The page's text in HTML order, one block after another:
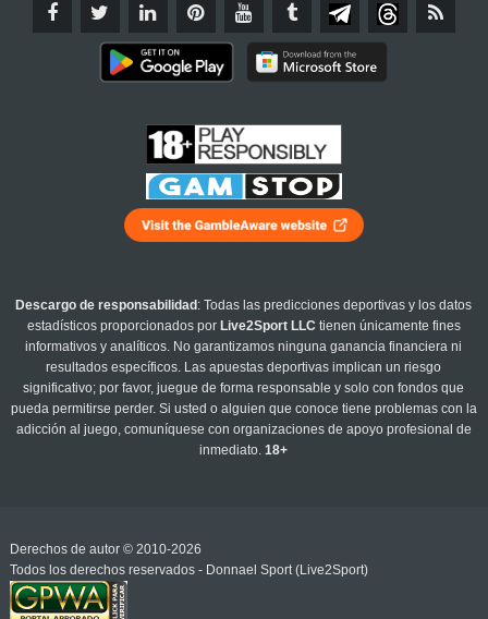
Descargo de responsabilidad : Todas las predicciones deportivas y los datos
estadísticos proporcionados por Live2Sport LLC tienen únicamente fines
informativos y analíticos. No garantizamos ninguna ganancia financiera ni
resultados específicos. Las apuestas deportivas implican un riesgo
significativo; por favor, juegue de forma responsable y solo con fondos que
pueda permitirse perder. Si usted o alguien que conoce tiene problemas con la
adicción al juego, comuníquese con organizaciones de apoyo profesional de
inmediato.18+
Derechos de autor © 2010-2026
Todos los derechos reservados - Donnael Sport (Live2Sport)